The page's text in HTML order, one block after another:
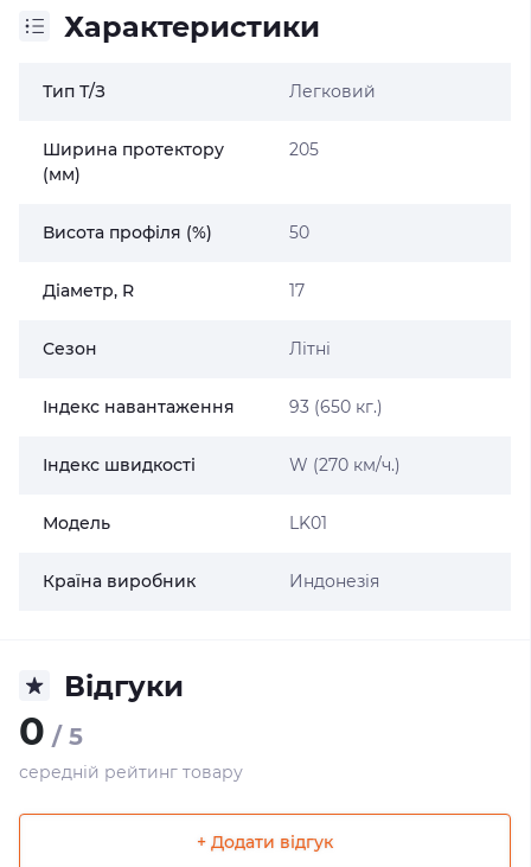
Характеристики
Тип Т/З Легковий
Ширина протектору
(мм)
205
Висота профіля (%) 50
Діаметр, R 17
Сезон Літні
Індекс навантаження 93 (650 кг.)
Індекс швидкості W (270 км/ч.)
Модель LK01
Країна виробник Индонезія
Відгуки
0 / 5
середній рейтинг товару
+ Додати відгук